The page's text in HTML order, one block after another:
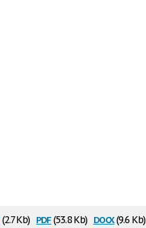
(2.7 Kb) pdf(53.8 Kb) docx(9.6 Kb)